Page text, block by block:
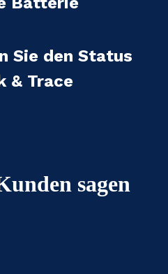
Sie den Status
& Trace
sagen